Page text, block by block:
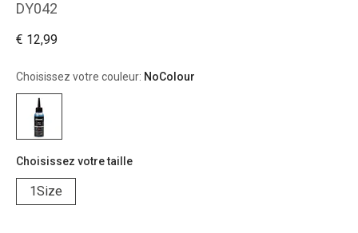
DY042
€ 12,99
Choisissez votre couleur: NoColour
Choisissez votre taille
1Size